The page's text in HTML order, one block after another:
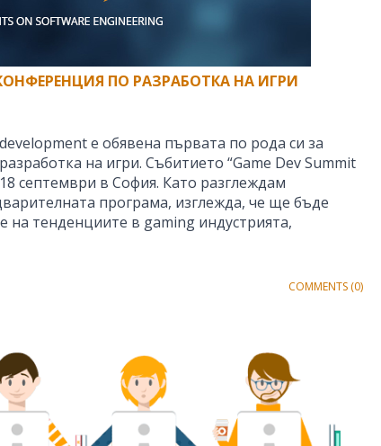
КОНФЕРЕНЦИЯ ПО РАЗРАБОТКА НА ИГРИ
е обявена първата по рода си за
на игри. Събитието “Game Dev Summit
септември в София. Като разглеждам
програма, изглежда, че ще бъде
тенденциите в gaming индустрията,
COMMENTS (0)